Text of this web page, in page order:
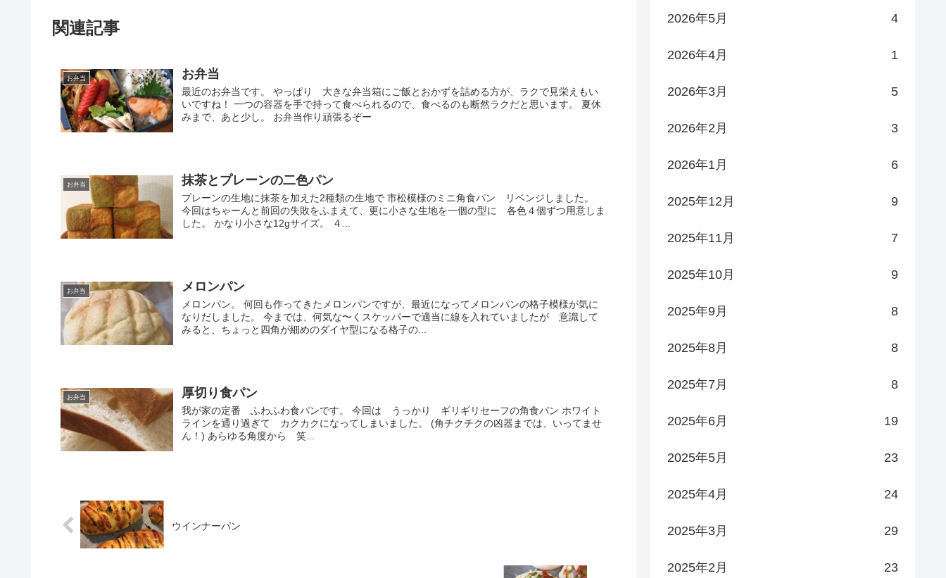
関連記事
お弁当 お弁当
最近のお弁当です。 やっぱり 大きな弁当箱にご飯とおかずを詰める方が、ラクで見栄えもい
いですね！ 一つの容器を手で持って食べられるので、食べるのも断然ラクだと思います。 夏休
みまで、あと少し。 お弁当作り頑張るぞー
お弁当 抹茶とプレーンの二色パン
プレーンの生地に抹茶を加えた2種類の生地で 市松模様のミニ角食パン リベンジしました。
今回はちゃーんと前回の失敗をふまえて、更に小さな生地を一個の型に 各色４個ずつ用意しま
した。 かなり小さな12gサイズ。 ４...
お弁当 メロンパン
メロンパン。 何回も作ってきたメロンパンですが、最近になってメロンパンの格子模様が気に
なりだしました。 今までは、何気な〜くスケッパーで適当に線を入れていましたが 意識して
みると、ちょっと四角が細めのダイヤ型になる格子の...
お弁当 厚切り食パン
我が家の定番 ふわふわ食パンです。 今回は うっかり ギリギリセーフの角食パン ホワイト
ラインを通り過ぎて カクカクになってしまいました。 (角チクチクの凶器までは、いってませ
ん！) あらゆる角度から 笑...
ウインナーパン
2026年5月 4
2026年4月 1
2026年3月 5
2026年2月 3
2026年1月 6
2025年12月 9
2025年11月 7
2025年10月 9
2025年9月 8
2025年8月 8
2025年7月 8
2025年6月 19
2025年5月 23
2025年4月 24
2025年3月 29
2025年2月 23